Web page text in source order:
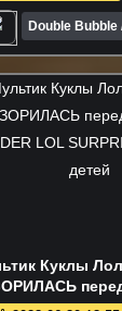
Double
Куклы
LOL